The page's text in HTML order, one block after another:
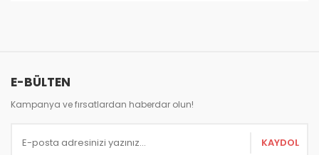
Ürün resmi kalitesiz, bozuk veya görüntülenemiyor.
Ürün açıklamasında eksik bilgiler bulunuyor.
Ürün fiyatı diğer sitelerden daha pahalı.
E-BÜLTEN
Kampanya ve fırsatlardan haberdar olun!
KAYDOL